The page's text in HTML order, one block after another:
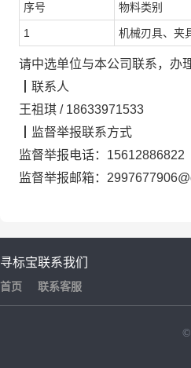
序号 物料类别
1 机械刃具、夹
请中选单位与本公司联系，办
联系人
王祖琪 / 18633971533
监督举报联系方式
监督举报电话： 15612886822
监督举报邮箱：
寻标宝
首页
联系我们
联系客服
©